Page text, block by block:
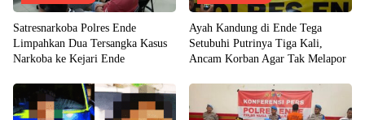
Satresnarkoba Polres Ende
Limpahkan Dua Tersangka Kasus
Narkoba ke Kejari Ende
Ayah Kandung di Ende Tega
Setubuhi Putrinya Tiga Kali,
Ancam Korban Agar Tak Melapor